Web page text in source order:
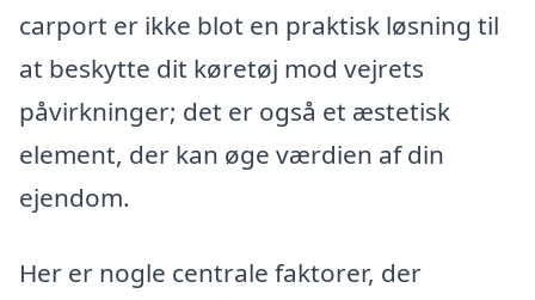
carport er ikke blot en praktisk løsning til
at beskytte dit køretøj mod vejrets
påvirkninger; det er også et æstetisk
element, der kan øge værdien af din
ejendom.
Her er nogle centrale faktorer, der